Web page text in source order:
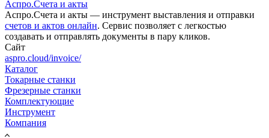
Аспро.Счета и акты
Аспро.Счета и акты — инструмент выставления и отправки
счетов и актов онлайн. Сервис позволяет с легкостью
создавать и отправлять документы в пару кликов.
Сайт
aspro.cloud/invoice/
Каталог
Токарные станки
Фрезерные станки
Комплектующие
Инструмент
Компания